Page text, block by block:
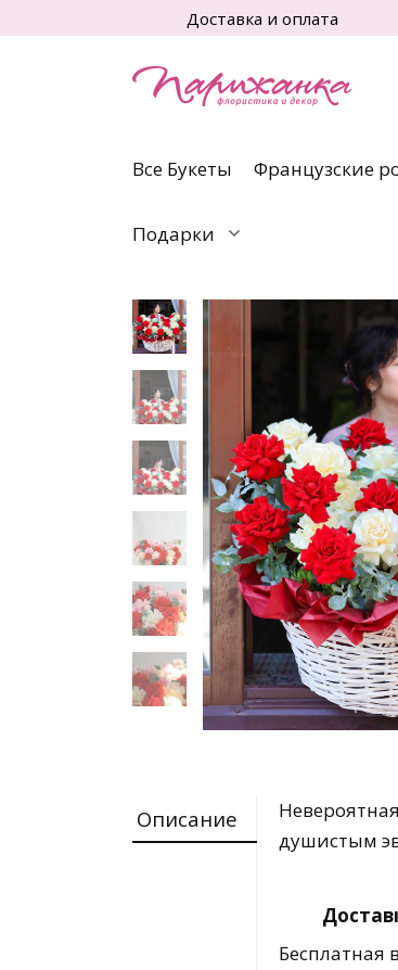
к
Доставка и оплата
Все Букеты Французские
Подарки
Описание
душистым
Бесплатная